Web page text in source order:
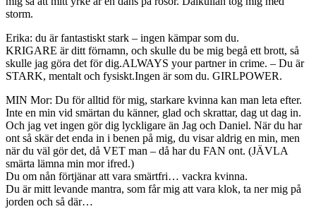
storm.
Erika: du är fantastiskt stark – ingen kämpar som du.
KRIGARE är ditt förnamn, och skulle du be mig begå ett brott, så
skulle jag göra det för dig.ALWAYS your partner in crime. – Du är
STARK, mentalt och fysiskt.Ingen är som du. GIRLPOWER.
MIN Mor: Du för alltid för mig, starkare kvinna kan man leta efter.
Inte en min vid smärtan du känner, glad och skrattar, dag ut dag in.
Och jag vet ingen gör dig lyckligare än Jag och Daniel. När du har
ont så skär det enda in i benen på mig, du visar aldrig en min, men
när du väl gör det, då VET man – då har du FAN ont. (JÄVLA
smärta lämna min mor ifred.)
Du om nån förtjänar att vara smärtfri… vackra kvinna.
Du är mitt levande mantra, som får mig att vara klok, ta ner mig på
jorden och så där…